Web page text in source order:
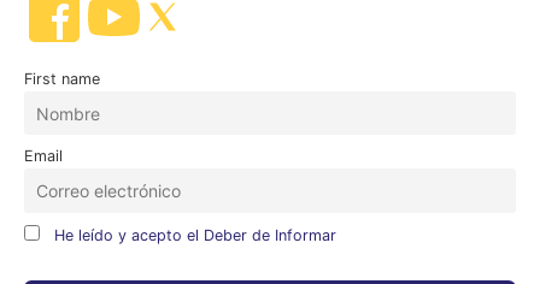
First name
Email
He leído y acepto el Deber de Informar